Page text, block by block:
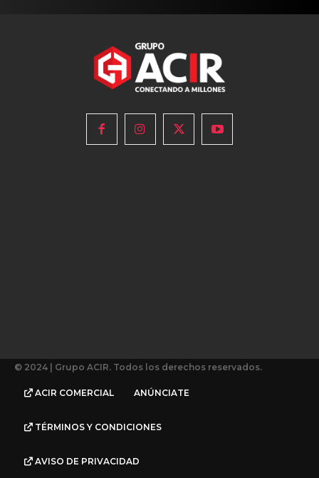
© 2024 | Grupo ACIR. Todos los derechos reservados.
ACIR COMERCIAL ANÚNCIATE
TÉRMINOS Y CONDICIONES
AVISO DE PRIVACIDAD